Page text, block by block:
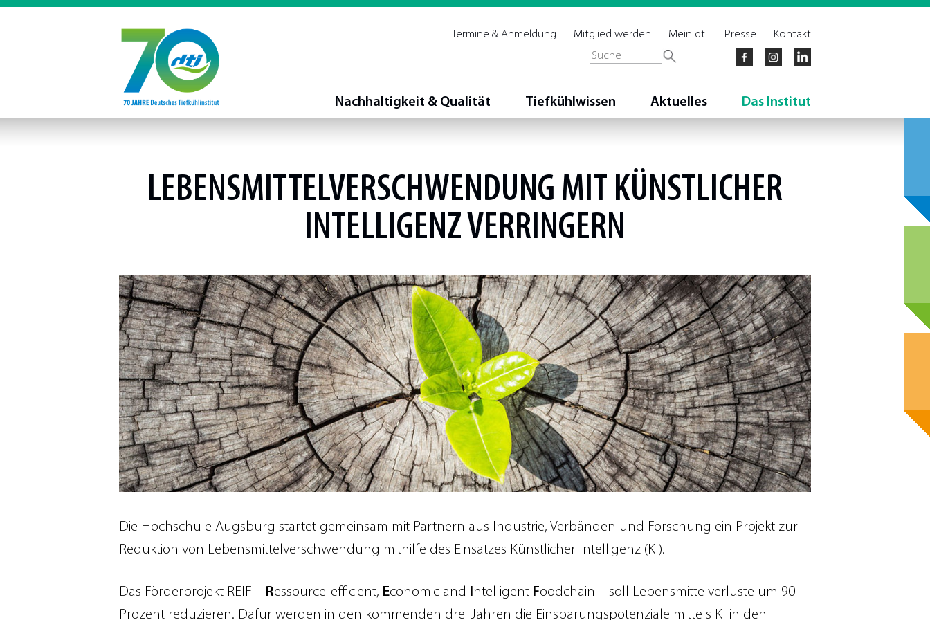
Kontakt
Presse
Mein dti
Mitglied werden
Termine & Anmeldung
Nachhaltigkeit & Qualität Tiefkühlwissen Aktuelles Das Institut
LEBENSMITTELVERSCHWENDUNG MIT KÜNSTLICHER
INTELLIGENZ VERRINGERN
Die Hochschule Augsburg startet gemeinsam mit Partnern aus Industrie, Verbänden und Forschung ein Projekt zur
Reduktion von Lebensmittelverschwendung mithilfe des Einsatzes Künstlicher Intelligenz (KI).
Das Förderprojekt REIF – Ressource-efficient, Economic and Intelligent Foodchain – soll Lebensmittelverluste um 90
Prozent reduzieren. Dafür werden in den kommenden drei Jahren die Einsparungspotenziale mittels KI in den